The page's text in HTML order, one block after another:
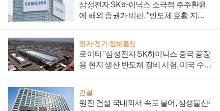
삼성전자 SK하이닉스 소극적 주주환원
에 해외 증권가 비판, "반도체 호황 지속
전자·전기·정보통신
로이터 "삼성전자 SK하이닉스 중국 공장
용 현지 생산 반도체 장비 시험, 미국 수출
건설
원전 건설 국내외서 속도 붙어, 삼성물산·